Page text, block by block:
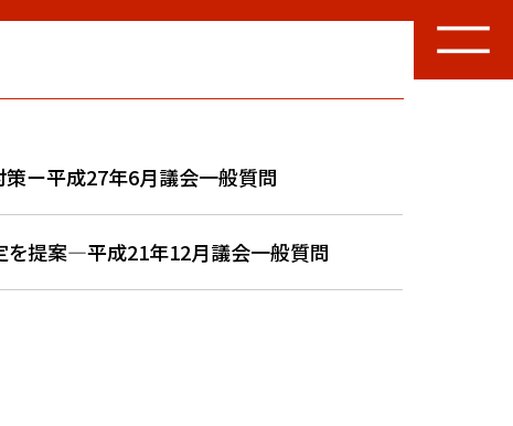
ー平成27年6月議会一般質問
を提案―平成21年12月議会一般質問